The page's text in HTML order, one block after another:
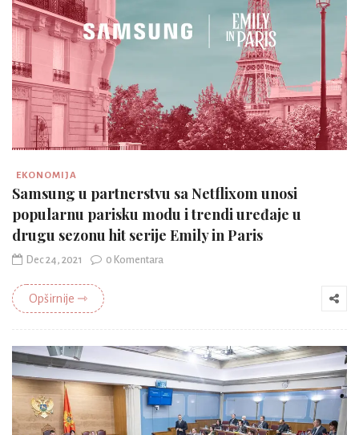
EKONOMIJA
Samsung u partnerstvu sa Netflixom unosi
popularnu parisku modu i trendi uređaje u
drugu sezonu hit serije Emily in Paris
Dec 24, 2021 0 Komentara
Opširnije ⇾